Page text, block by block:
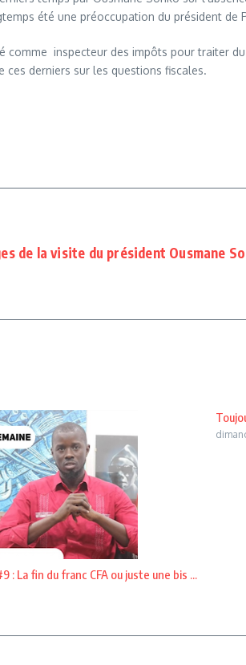
été une préoccupation du président
comme inspecteur des impôts pour traiter
ces derniers sur les questions fiscales.
de la visite du président Ousmane
: La fin du franc CFA ou juste une bis ...